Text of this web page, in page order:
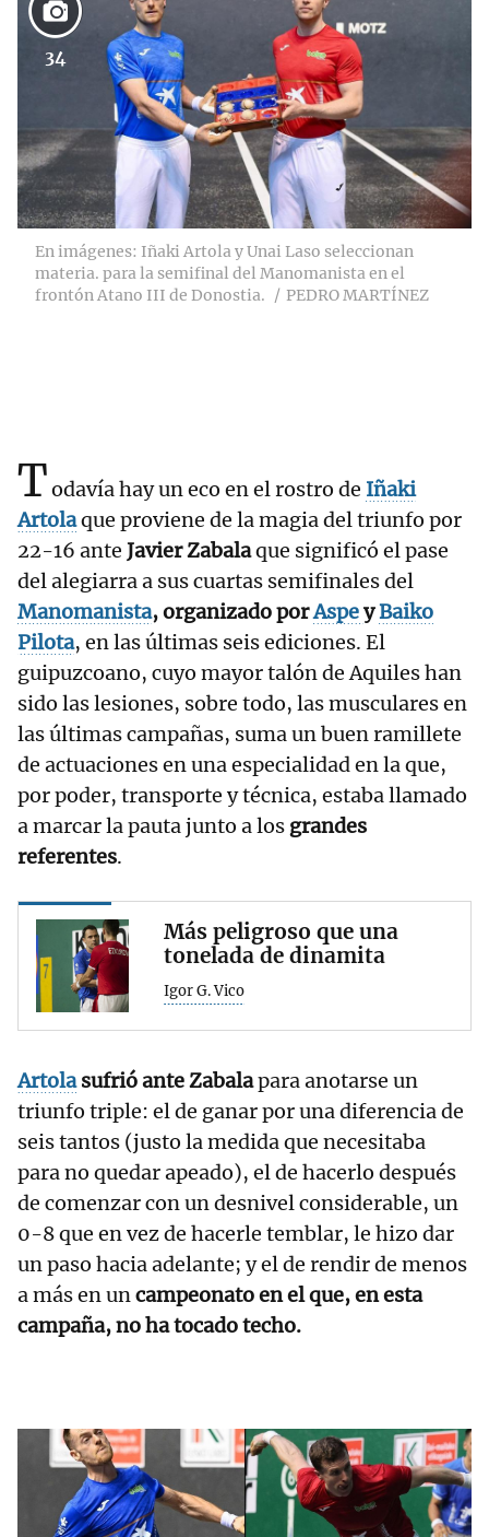
34
En imágenes: Iñaki Artola y Unai Laso seleccionan
materia. para la semifinal del Manomanista en el
frontón Atano III de Donostia.
PEDRO MARTÍNEZ
Todavía hay un eco en el rostro de Iñaki
Artolaque proviene de la magia del triunfo por
22-16 ante Javier Zabalaque significó el pase
del alegiarra a sus cuartas semifinales del
Manomanista, organizado porAspeyBaiko
Pilota, en las últimas seis ediciones. El
guipuzcoano, cuyo mayor talón de Aquiles han
sido las lesiones, sobre todo, las musculares en
las últimas campañas, suma un buen ramillete
de actuaciones en una especialidad en la que,
por poder, transporte y técnica, estaba llamado
a marcar la pauta junto a los grandes
referentes.
Más peligroso que una
tonelada de dinamita
Igor G. Vico
Artola sufrió ante Zabalapara anotarse un
triunfo triple: el de ganar por una diferencia de
seis tantos (justo la medida que necesitaba
para no quedar apeado), el de hacerlo después
de comenzar con un desnivel considerable, un
0-8 que en vez de hacerle temblar, le hizo dar
un paso hacia adelante; y el de rendir de menos
a más en uncampeonato en el que, en esta
campaña, no ha tocado techo.